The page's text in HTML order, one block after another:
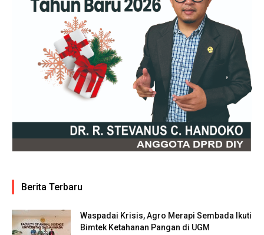
Berita Terbaru
Waspadai Krisis, Agro Merapi Sembada Ikuti
Bimtek Ketahanan Pangan di UGM